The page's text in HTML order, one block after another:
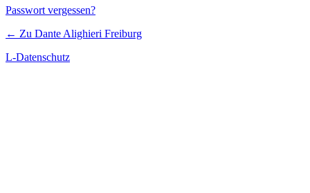
Passwort vergessen?
← Zu Dante Alighieri Freiburg
L-Datenschutz